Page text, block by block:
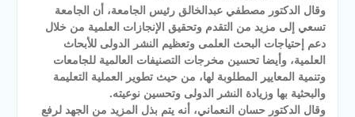
وقال الدكتور مصطفي عبدالخالق رئيس الجامعة، أن الجامعة
تسعي إلى مزيد من التقدم وتحقيق الإنجازات العلمية من خلال
دعم إحتياجات البحث العلمى وتعظيم النشر الدولى للأبحاث
العلمية، وأيضا تحسين مخرجات التصنيفات العالمية للجامعات
وتنمية المعايير المطلوبة لها، من حيث تطوير العملية التعليمة
والبحثية بها وزيادة النشر الدولى وتحسين نوعيته.
وقال الدكتور حسان النعماني، أنه يتم بذل المزيد من الجهد لرفع